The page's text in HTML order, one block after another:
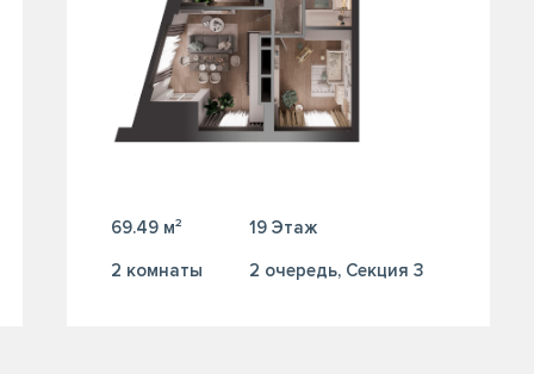
69.49 м² 19 Этаж
2 комнаты 2 очередь, Секция 3